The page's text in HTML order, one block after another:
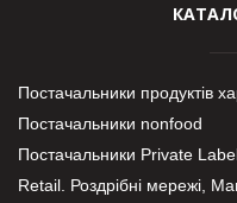
Постачальники продуктів
Постачальники nonfood
Постачальники Private
Retail. Роздрібні мережі,